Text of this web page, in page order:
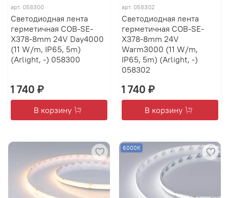
арт. 058300
Светодиодная лента
герметичная COB-SE-
X378-8mm 24V Day4000
(11 W/m, IP65, 5m)
(Arlight, -) 058300
1 740 ₽
В корзину
арт. 058302
Светодиодная лента
герметичная COB-SE-
X378-8mm 24V
Warm3000 (11 W/m,
IP65, 5m) (Arlight, -)
058302
1 740 ₽
В корзину
6000К